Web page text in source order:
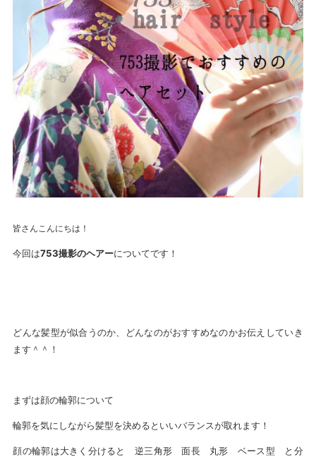
皆さんこんにちは！
今回は753撮影のヘアーについてです！
どんな髪型が似合うのか、どんなのがおすすめなのかお伝えしていき
ます＾＾！
まずは顔の輪郭について
輪郭を気にしながら髪型を決めるといいバランスが取れます！
顔の輪郭は大きく分けると 逆三角形 面長 丸形 ベース型 と分